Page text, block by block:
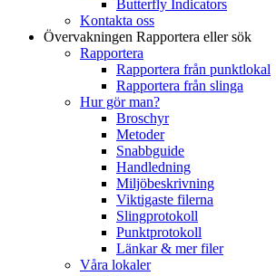
Butterfly Indicators
Kontakta oss
Övervakningen Rapportera eller sök
Rapportera
Rapportera från punktlokal
Rapportera från slinga
Hur gör man?
Broschyr
Metoder
Snabbguide
Handledning
Miljöbeskrivning
Viktigaste filerna
Slingprotokoll
Punktprotokoll
Länkar & mer filer
Våra lokaler